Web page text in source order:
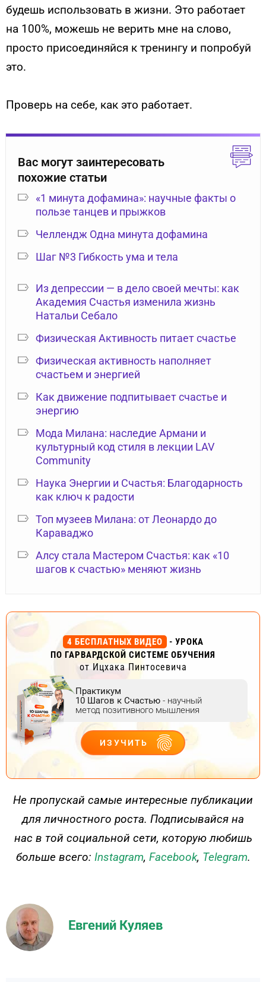
будешь использовать в жизни. Это работает
на 100%, можешь не верить мне на слово,
просто присоединяйся к тренингу и попробуй
это.
Проверь на себе, как это работает.
Вас могут заинтересовать
похожие статьи
«1 минута дофамина»: научные факты о
пользе танцев и прыжков
Челлендж Одна минута дофамина
Шаг №3 Гибкость ума и тела
Из депрессии — в дело своей мечты: как
Академия Счастья изменила жизнь
Натальи Себало
Физическая Активность питает счастье
Физическая активность наполняет
счастьем и энергией
Как движение подпитывает счастье и
энергию
Мода Милана: наследие Армани и
культурный код стиля в лекции LAV
Community
Наука Энергии и Счастья: Благодарность
как ключ к радости
Топ музеев Милана: от Леонардо до
Караваджо
Алсу стала Мастером Счастья: как «10
шагов к счастью» меняют жизнь
4 БЕСПЛАТНЫХ ВИДЕО
- УРОКА
ПО ГАРВАРДСКОЙ СИСТЕМЕ ОБУЧЕНИЯ
от Ицхака Пинтосевича
Практикум
10 Шагов к Счастью - научный
метод позитивного мышления
ИЗУЧИТЬ
ДЕЙСТВУЙ
Не пропускай самые интересные публикации
для личностного роста. Подписывайся на
нас в той социальной сети, которую любишь
больше всего: Instagram, Facebook, Telegram.
Евгений Куляев